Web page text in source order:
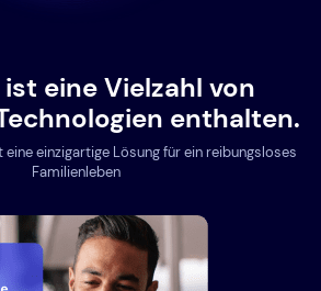
ist eine Vielzahl von
enthalten.
einzigartige Lösung für ein reibungsloses
Familienleben